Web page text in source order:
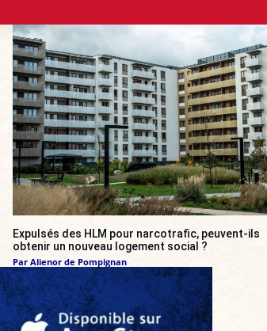
Expulsés des HLM pour narcotrafic, peuvent-ils
obtenir un nouveau logement social ?
Par Alienor de Pompignan